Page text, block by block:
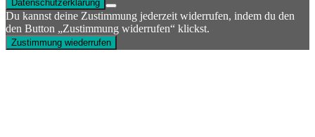
Datenschutzerklärung
Du kannst deine Zustimmung jederzeit widerrufen, indem du den
den Button „Zustimmung widerrufen“ klickst.
Zustimmung wiederrufen